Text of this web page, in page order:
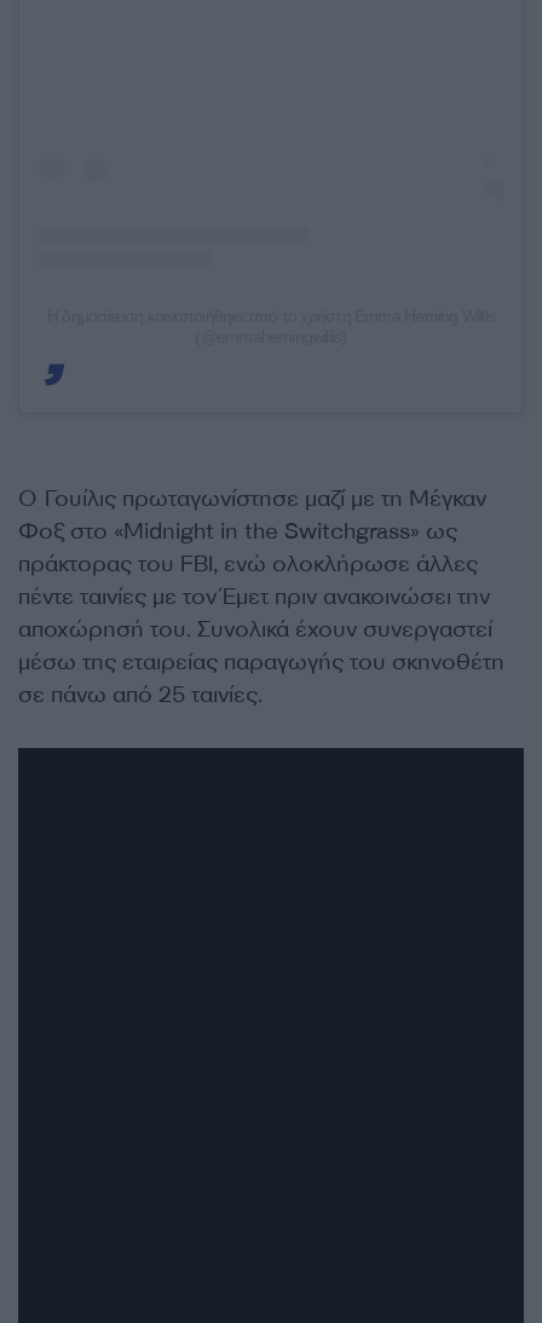
Ο Γουίλις πρωταγωνίστησε μαζί με τη Μέγκαν
Φοξ στο «Midnight in the Switchgrass» ως
πράκτορας του FBI, ενώ ολοκλήρωσε άλλες
πέντε ταινίες με τον Έμετ πριν ανακοινώσει την
αποχώρησή του. Συνολικά έχουν συνεργαστεί
μέσω της εταιρείας παραγωγής του σκηνοθέτη
σε πάνω από 25 ταινίες.